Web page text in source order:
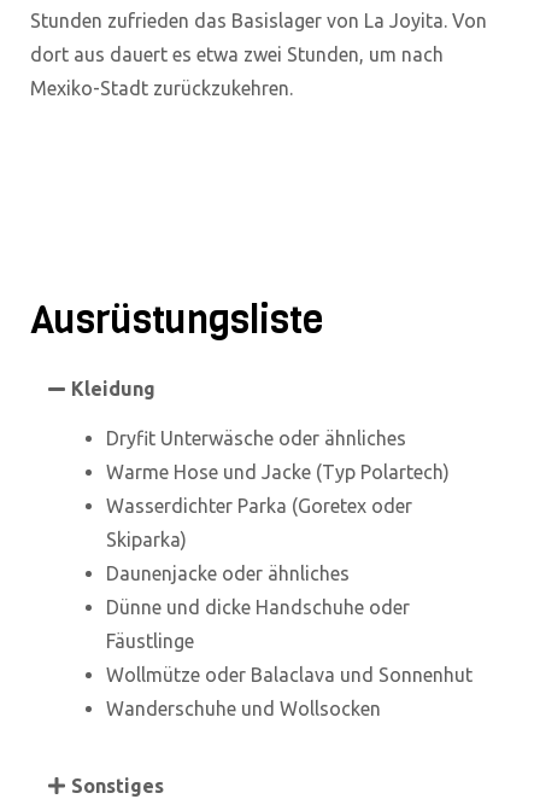
Stunden zufrieden das Basislager von La Joyita. Von
dort aus dauert es etwa zwei Stunden, um nach
Mexiko-Stadt zurückzukehren.
Ausrüstungsliste
Kleidung
Dryfit Unterwäsche oder ähnliches
Warme Hose und Jacke (Typ Polartech)
Wasserdichter Parka (Goretex oder
Skiparka)
Daunenjacke oder ähnliches
Dünne und dicke Handschuhe oder
Fäustlinge
Wollmütze oder Balaclava und Sonnenhut
Wanderschuhe und Wollsocken
Sonstiges